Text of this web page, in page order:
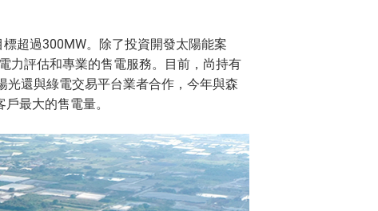
超過300MW。除了投資開發太陽能案
力評估和專業的售電服務。目前，尚持有
還與綠電交易平台業者合作，今年與森
最大的售電量。